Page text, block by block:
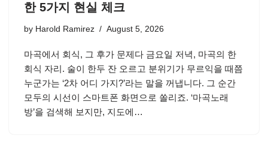
한 5가지 현실 체크
by Harold Ramirez August 5, 2026
마곡에서 회식, 그 후가 문제다 금요일 저녁, 마곡의 한
회식 자리. 술이 한두 잔 오르고 분위기가 무르익을 때쯤
누군가는 ‘2차 어디 가지?’라는 말을 꺼냅니다. 그 순간
모두의 시선이 스마트폰 화면으로 쏠리죠. ‘마곡노래
방’을 검색해 보지만, 지도에…